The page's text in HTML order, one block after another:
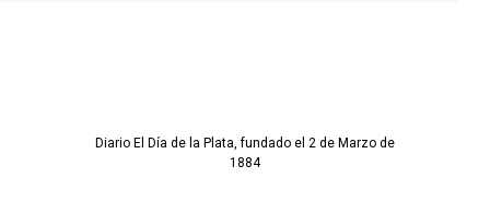
Diario El Día de la Plata, fundado el 2 de Marzo de
1884